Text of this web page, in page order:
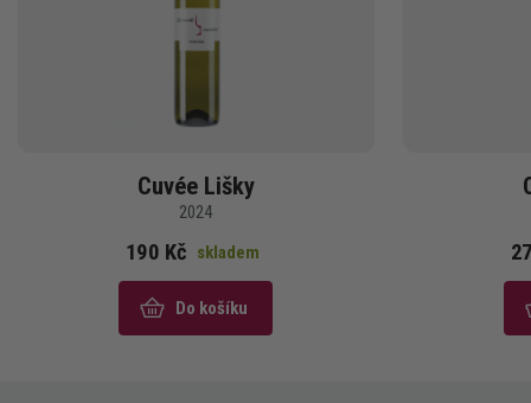
Cuvée Lišky
2024
190 Kč skladem
Do košíku